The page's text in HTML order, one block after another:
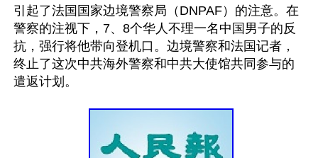
引起了法国国家边境警察局（DNPAF）的注意。在
警察的注视下，7、8个华人不理一名中国男子的反
抗，强行将他带向登机口。边境警察和法国记者，
终止了这次中共海外警察和中共大使馆共同参与的
遣返计划。